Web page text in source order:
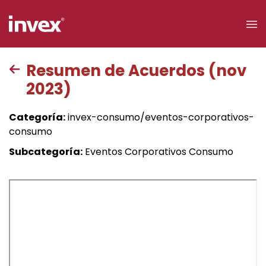
Acceso a
Buscar
Resumen de Acuerdos (nov
2023)
Categoría:invex-consumo/eventos-corporativos-
consumo
Subcategoría: Eventos Corporativos Consumo